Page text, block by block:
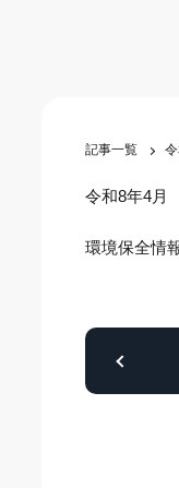
記事一覧
令和8年4月
環境保全情